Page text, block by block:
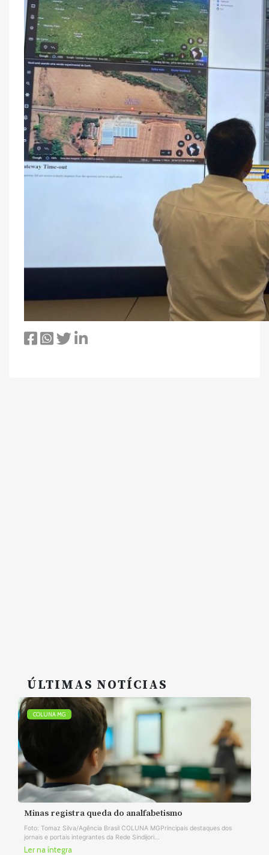
ÚLTIMAS NOTÍCIAS
COLUNA MG
Minas registra queda do analfabetismo
Foto: Tomaz Silva/Agência Brasil COLUNA MGPrincipais destaques dos
jornais e portais integrantes da Rede Sindijori...
Ler na íntegra